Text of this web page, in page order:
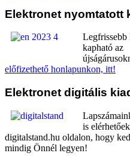
Elektronet nyomtatott
Legfrissebb
kapható az
előfizethető honlapunkon, itt!
Elektronet digitális
is
digitalstand.hu oldalon, hogy
mindig Önnél legyen!